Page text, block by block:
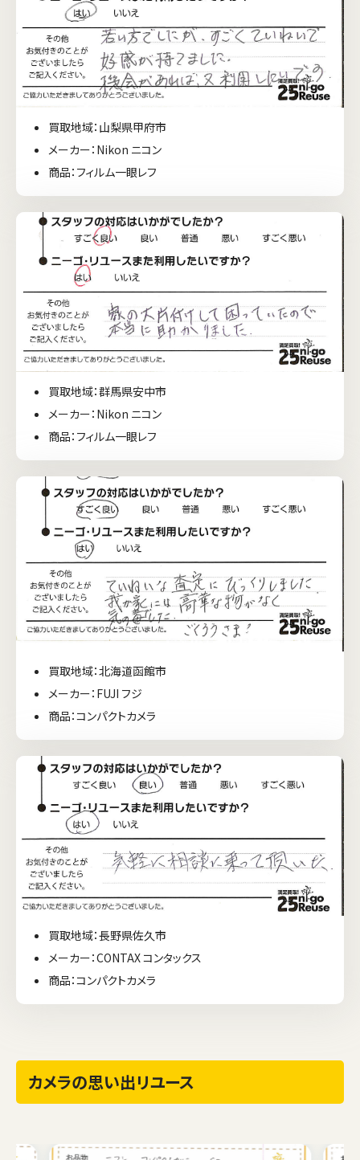
買取地域：山梨県甲府市
メーカー：Nikon ニコン
商品：フィルム一眼レフ
買取地域：群馬県安中市
メーカー：Nikon ニコン
商品：フィルム一眼レフ
買取地域：北海道函館市
メーカー：FUJI フジ
商品：コンパクトカメラ
買取地域：長野県佐久市
メーカー：CONTAX コンタックス
商品：コンパクトカメラ
カメラの思い出リユース